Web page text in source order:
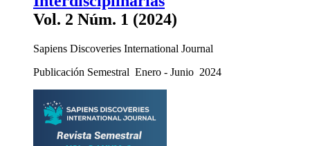
Vol. 2 Núm. 1 (2024)
Sapiens Discoveries International Journal
Publicación Semestral Enero - Junio 2024